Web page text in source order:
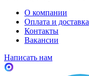
О компании
Оплата и доставка
Контакты
Вакансии
Написать нам